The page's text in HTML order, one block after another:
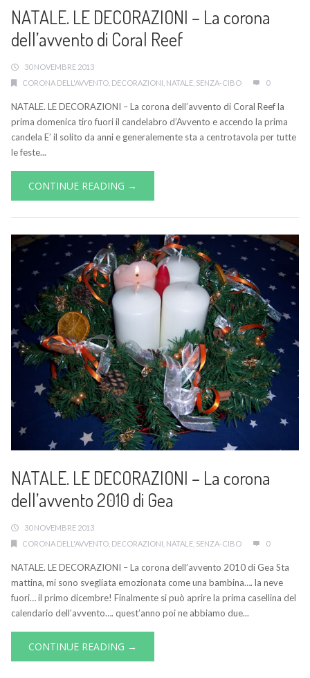
NATALE. LE DECORAZIONI – La corona
dell’avvento di Coral Reef
30 NOVEMBRE 2013
CORONA DELL'AVVENTO DECORAZIONI NATALE SENZA-CIBO 0
NATALE. LE DECORAZIONI – La corona dell’avvento di Coral Reef la
prima domenica tiro fuori il candelabro d’Avvento e accendo la prima
candela E’ il solito da anni e generalemente sta a centrotavola per tutte
le feste...
CONTINUE READING →
NATALE. LE DECORAZIONI – La corona
dell’avvento 2010 di Gea
30 NOVEMBRE 2013
CORONA DELL'AVVENTO DECORAZIONI NATALE SENZA-CIBO 0
NATALE. LE DECORAZIONI – La corona dell’avvento 2010 di Gea Sta
mattina, mi sono svegliata emozionata come una bambina…. la neve
fuori… il primo dicembre! Finalmente si può aprire la prima casellina del
calendario dell’avvento…. quest’anno poi ne abbiamo due...
CONTINUE READING →